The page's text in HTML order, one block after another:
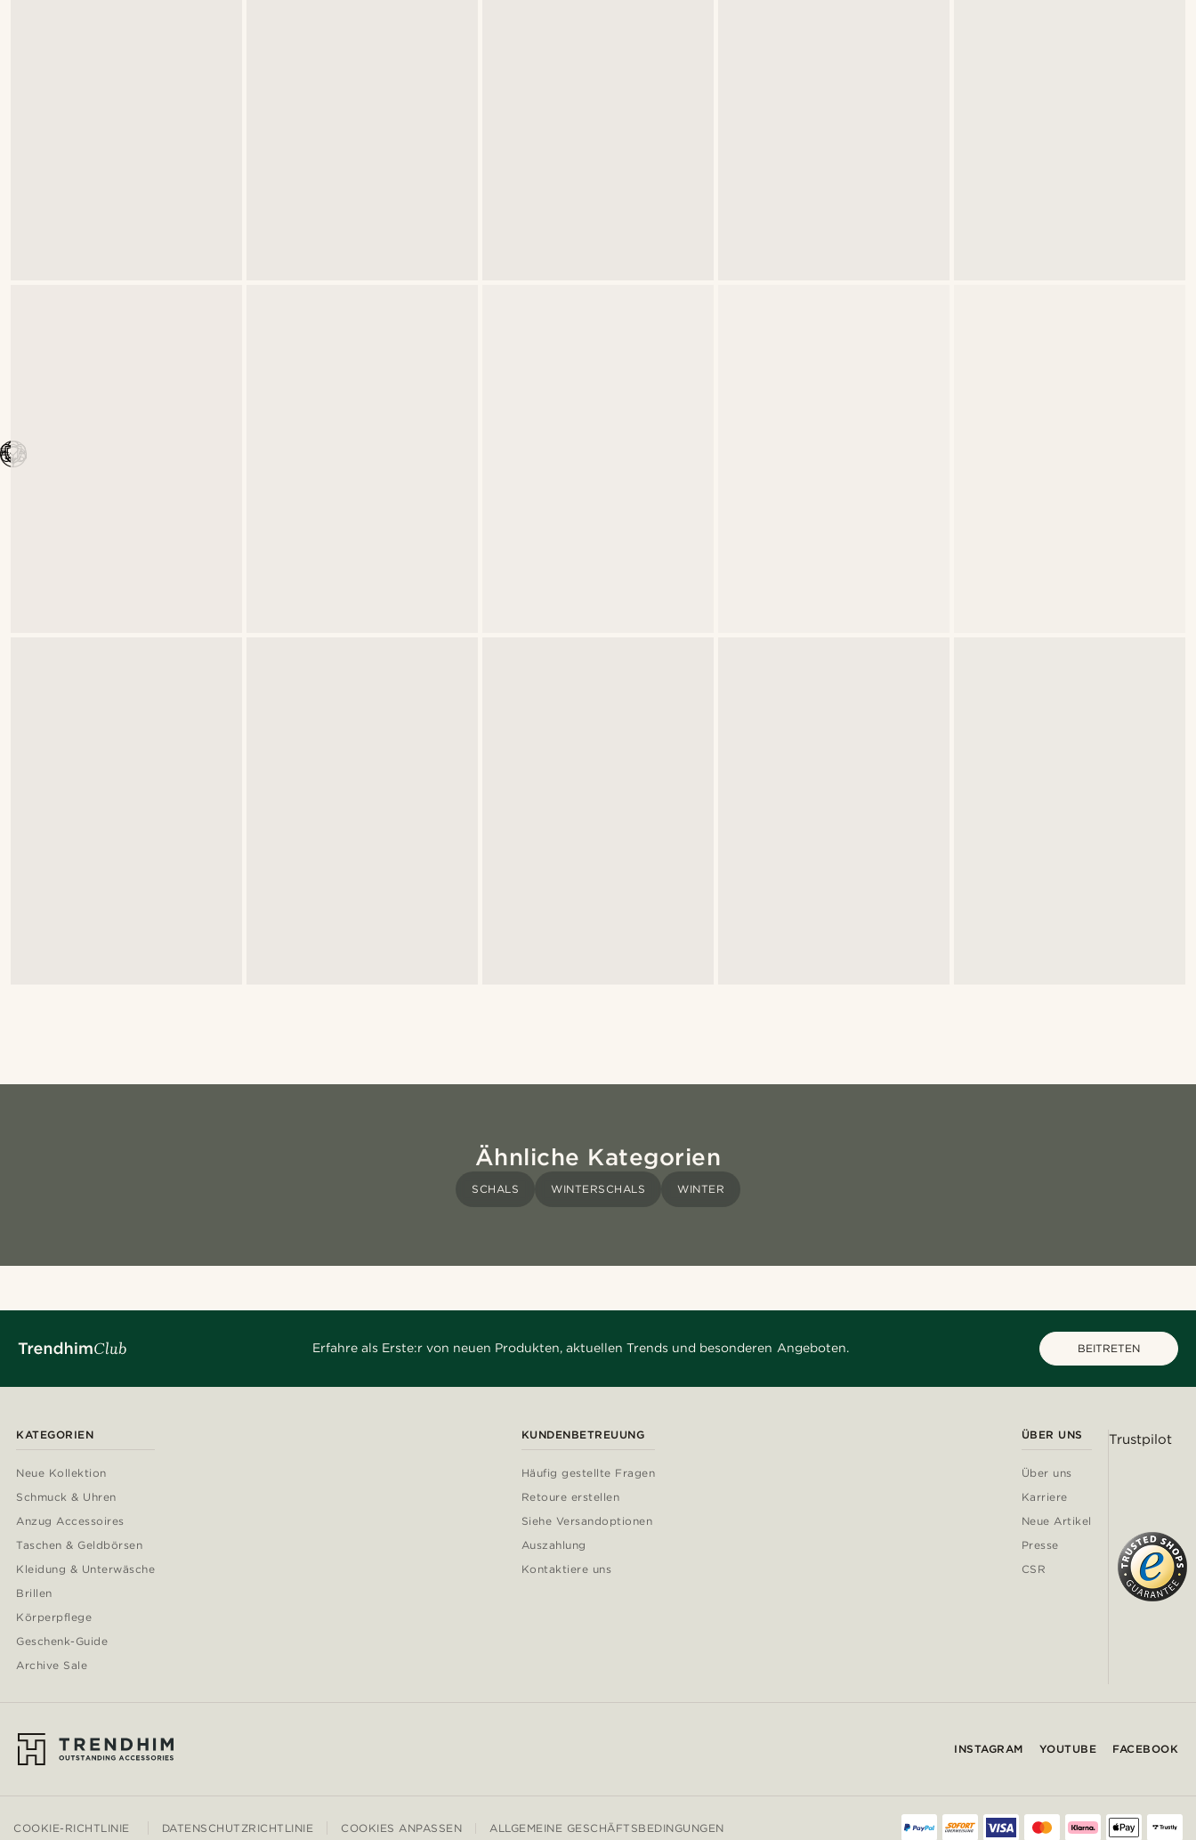
Ähnliche Kategorien
SCHALS WINTERSCHALS WINTER
Erfahre als Erste:r von neuen Produkten, aktuellen Trends und besonderen Angeboten. BEITRETEN
KATEGORIEN
Neue Kollektion
Schmuck & Uhren
Anzug Accessoires
Taschen & Geldbörsen
Kleidung & Unterwäsche
Brillen
Körperpflege
Geschenk-Guide
Archive Sale
KUNDENBETREUUNG
Häufig gestellte Fragen
Retoure erstellen
Siehe Versandoptionen
Auszahlung
Kontaktiere uns
ÜBER UNS
Über uns
Karriere
Neue Artikel
Presse
CSR
Trustpilot
INSTAGRAM YOUTUBE FACEBOOK
COOKIE-RICHTLINIE DATENSCHUTZRICHTLINIE COOKIES ANPASSEN ALLGEMEINE GESCHÄFTSBEDINGUNGEN